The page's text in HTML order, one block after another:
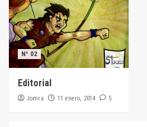
Nº 02
Editorial
Jomra 11 enero, 2014 5